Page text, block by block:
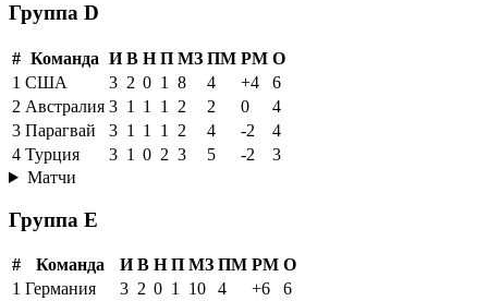
Группа D
# Команда И В Н П МЗ ПМ РМ О
1 США 3 2 0 1 8 4 +4
6
2 Австралия 3 1 1 1 2 2 0
4
3 Парагвай 3 1 1 1 2 4 -2
4
4 Турция 3 1 0 2 3 5 -2
3
Матчи
Группа E
# Команда И В Н П МЗ ПМ РМ О
1 Германия 3 2 0 1 10 4 +6 6